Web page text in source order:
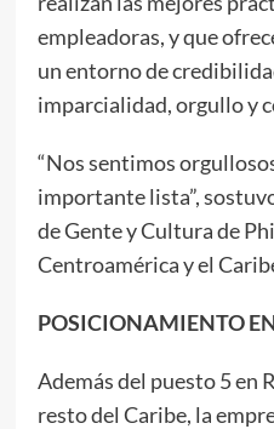
empleadoras, y que
un entorno de
imparcialidad, orgullo y
“Nos sentimos
importante lista”,
de Gente y Cultura de
Centroamérica y el
POSICIONAMIENTO
Además del puesto 5 en
resto del Caribe, la